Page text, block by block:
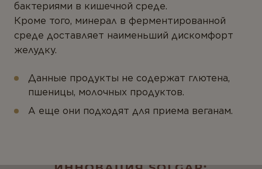
бактериями в кишечной среде.
Кроме того, минерал в ферментированной
среде доставляет наименьший дискомфорт
желудку.
Данные продукты не содержат глютена,
пшеницы, молочных продуктов.
А еще они подходят для приема веганам.